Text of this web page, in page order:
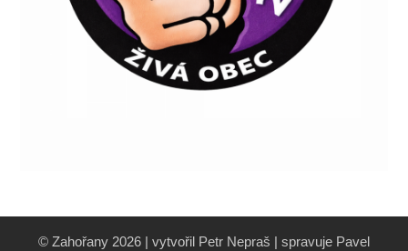
© Zahořany 2026 | vytvořil Petr Nepraš | spravuje Pavel